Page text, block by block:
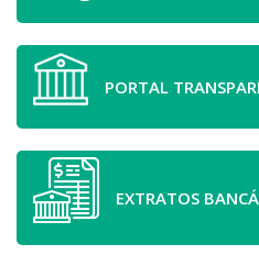
PORTAL
EXTRATOS